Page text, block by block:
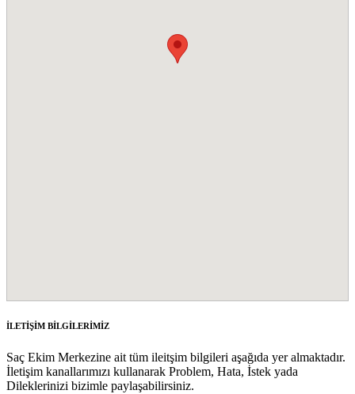
İLETİŞİM BİLGİLERİMİZ
Saç Ekim Merkezine ait tüm ileitşim bilgileri aşağıda yer almaktadır.
İletişim kanallarımızı kullanarak Problem, Hata, İstek yada
Dileklerinizi bizimle paylaşabilirsiniz.